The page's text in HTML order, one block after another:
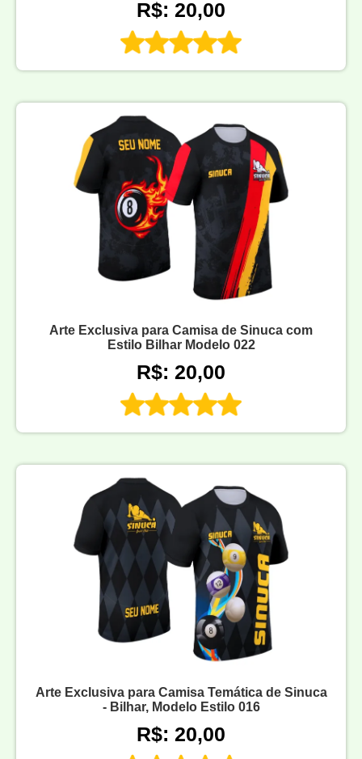
R$: 20,00
Arte Exclusiva para Camisa de Sinuca com
Estilo Bilhar Modelo 022
R$: 20,00
Arte Exclusiva para Camisa Temática de Sinuca
- Bilhar, Modelo Estilo 016
R$: 20,00